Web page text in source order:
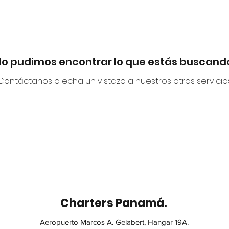
pudimos encontrar lo que estás
o echa un vistazo a nuestros otros
Charters Panamá.
Aeropuerto Marcos A. Gelabert, Hangar 19A.